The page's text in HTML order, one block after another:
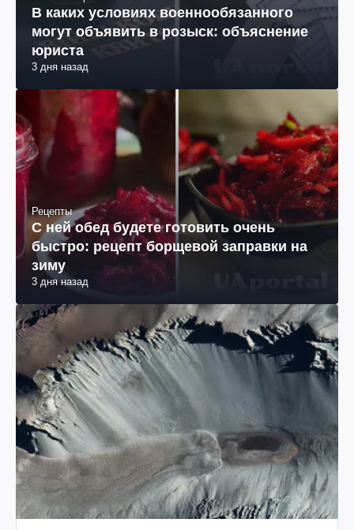
В каких условиях военнообязанного
могут объявить в розыск: объяснение
юриста
3 дня назад
Рецепты
С ней обед будете готовить очень
быстро: рецепт борщевой заправки на
зиму
3 дня назад